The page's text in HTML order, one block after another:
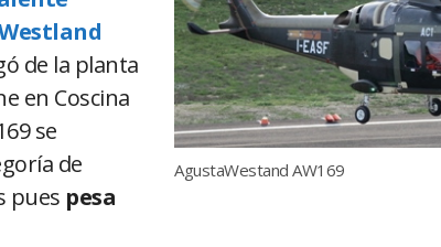
AgustaWestand AW169
de la planta
en Coscina
se
de
pues pesa